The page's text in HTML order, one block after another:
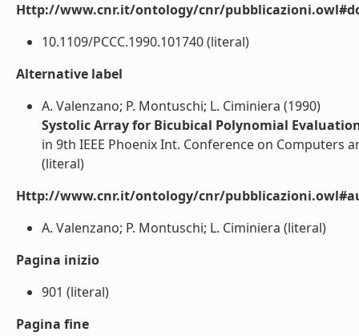
Http://www.cnr.it/ontology/cnr/
10.1109/PCCC.1990.101740 (literal)
Alternative label
A. Valenzano; P. Montuschi; L. Ciminiera (1990)
Systolic Array for Bicubical Polynomial
in 9th IEEE Phoenix Int. Conference on Computers
(literal)
Http://www.cnr.it/ontology/cnr/
A. Valenzano; P. Montuschi; L. Ciminiera (literal)
Pagina inizio
901 (literal)
Pagina fine